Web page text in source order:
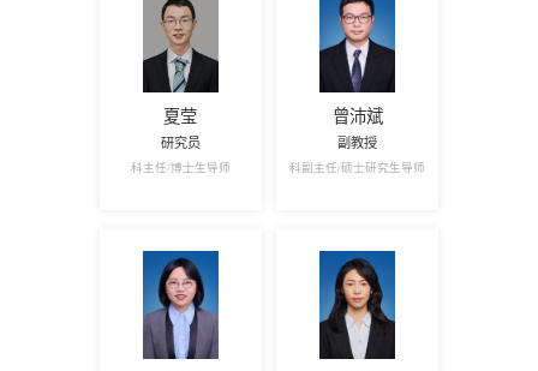
夏莹
研究员
科主任 博士生导师
曾沛斌
副教授
科副主任 硕士研究生导师